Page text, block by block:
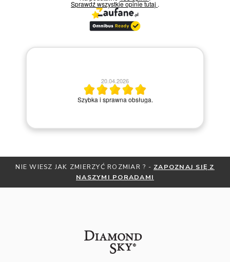
Sprawdź wszystkie opinietutaj .
20.04.2026
Szybka i sprawna obsługa.
SIĘ Z
OTRZYMAJ BEZPŁATNĄ MIARKĘ JUBILERSKĄ
ZNIŻKIZAPISZ SIĘ DO NEWSLETTERA